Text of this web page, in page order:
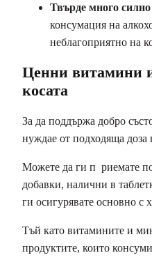
Твърде много силно
консумация на
неблагоприятно на
Ценни витамини
косата
За да поддържа добро
нуждае от подходяща
Можете да ги п риемате
добавки, налични в
ги осигурявате основно с
Тъй като витамините и
продуктите, които